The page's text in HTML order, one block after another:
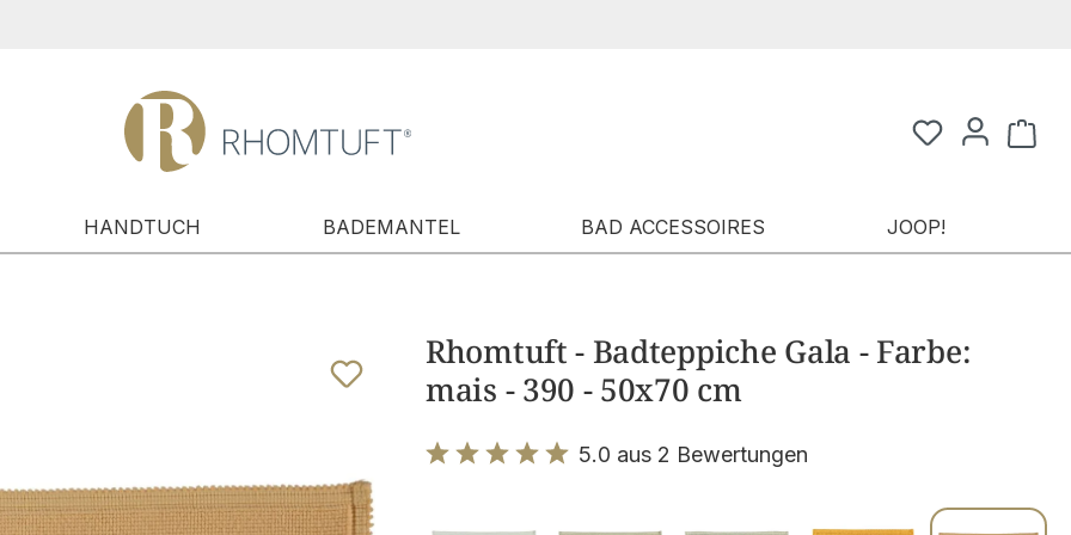
HANDTUCH BADEMANTEL BAD ACCESSOIRES JOOP!
Rhomtuft - Badteppiche Gala - Farbe:
mais - 390 - 50x70 cm
5.0 aus 2 Bewertungen